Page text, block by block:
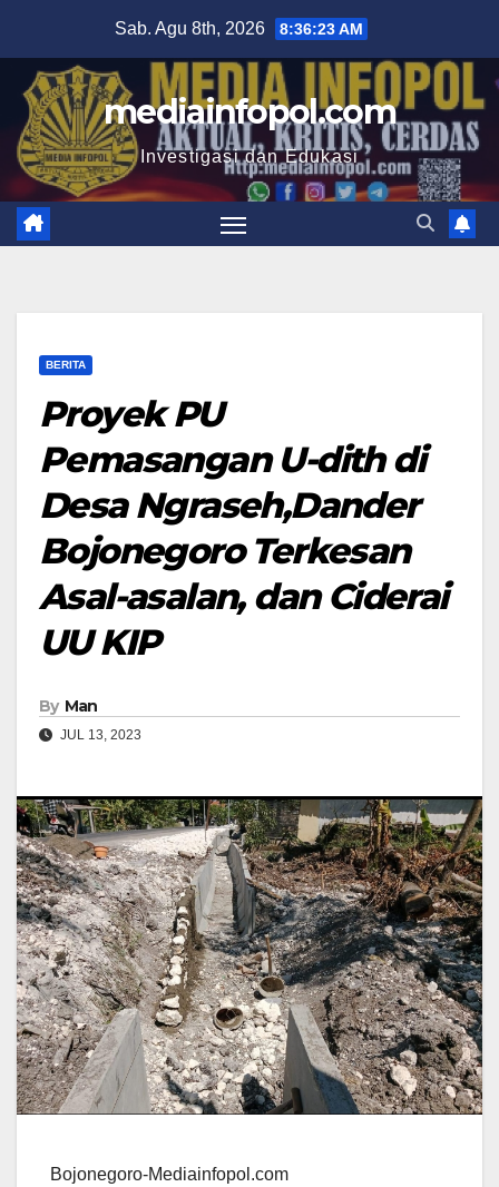
content
Sab. Agu 8th, 2026 8:36:24 AM
mediainfopol.com
Investigasi dan Edukasi
BERITA
Proyek PU
Pemasangan U-dith di
Desa Ngraseh,Dander
Bojonegoro Terkesan
Asal-asalan, dan Ciderai
UU KIP
By Man
JUL 13, 2023
Bojonegoro-Mediainfopol.com